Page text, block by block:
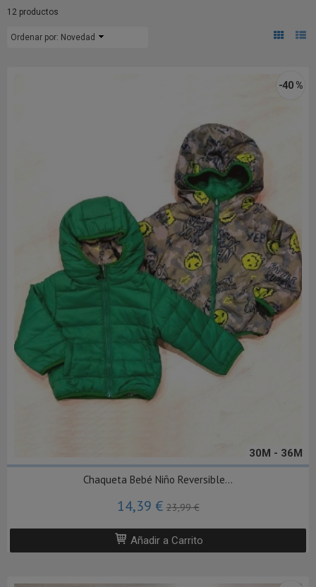
12 productos
Ordenar por: Novedad
30M - 36M
-40 %
Chaqueta Bebé Niño Reversible...
14,39 €23,99 €
Añadir a Carrito